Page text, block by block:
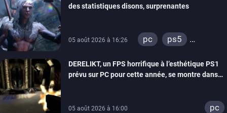
des statistiques disons, surprenantes
05 août 2026 à 16:26 pc
ps5
DERELIKT, un FPS horrifique à l’esthétique PS1
prévu sur PC pour cette année, se montre dans
05 août 2026 à 16:00 pc